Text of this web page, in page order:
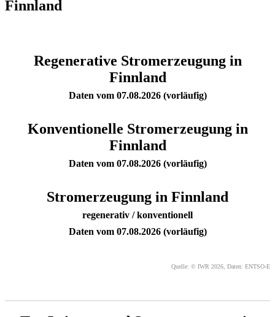
Finnland
Regenerative Stromerzeugung in
Finnland
Daten vom 07.08.2026 (vorläufig)
Konventionelle Stromerzeugung in
Finnland
Daten vom 07.08.2026 (vorläufig)
Stromerzeugung in Finnland
regenerativ / konventionell
Daten vom 07.08.2026 (vorläufig)
Quelle: © IWR 2026, Daten: ENTSO-E